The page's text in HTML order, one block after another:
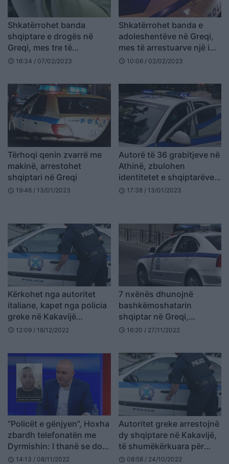
Shkatërrohet banda
shqiptare e drogës në
Greqi, mes tre të
arrestuarve edhe një grua
schedule 16:34 / 07/02/2023
Shkatërrohet banda e
adoleshentëve në Greqi,
mes të arrestuarve një i
mitur shqiptar
schedule 10:06 / 02/02/2023
Tërhoqi qenin zvarrë me
makinë, arrestohet
shqiptari në Greqi
schedule 19:46 / 13/01/2023
Autorë të 36 grabitjeve në
Athinë, zbulohen
identitetet e shqiptarëve
të arrestuar (FOTO)
schedule 17:38 / 13/01/2023
Kërkohet nga autoritet
italiane, kapet nga policia
greke në Kakavijë
shqiptari
schedule 12:09 / 18/12/2022
7 nxënës dhunojnë
bashkëmoshatarin
shqiptar në Greqi,
filmojnë dhe publikojnë
schedule 16:20 / 27/11/2022
“Policët e gënjyen”, Hoxha
zbardh telefonatën me
Dyrmishin: I thanë se do e
çonin në Tiranë, por e
schedule 14:13 / 08/11/2022
Autoritet greke arrestojnë
dy shqiptare në Kakavijë,
të shumëkërkuara për
trafik droge në Spanjë e
schedule 08:58 / 24/10/2022